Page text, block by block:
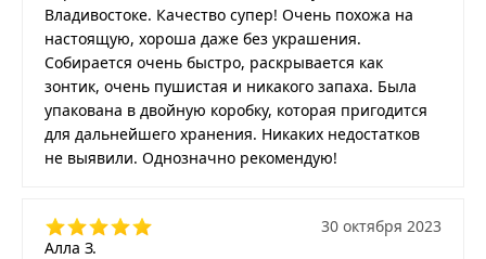
Владивостоке. Качество супер! Очень похожа на
настоящую, хороша даже без украшения.
Собирается очень быстро, раскрывается как
зонтик, очень пушистая и никакого запаха. Была
упакована в двойную коробку, которая пригодится
для дальнейшего хранения. Никаких недостатков
не выявили. Однозначно рекомендую!
Алла З.
30 октября 2023